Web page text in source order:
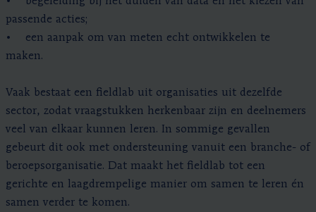
passende acties;
• een aanpak om van meten echt ontwikkelen te
maken.
Vaak bestaat een fieldlab uit organisaties uit dezelfde
sector, zodat vraagstukken herkenbaar zijn en deelnemers
veel van elkaar kunnen leren. In sommige gevallen
gebeurt dit ook met ondersteuning vanuit een branche- of
beroepsorganisatie. Dat maakt het fieldlab tot een
gerichte en laagdrempelige manier om samen te leren én
samen verder te komen.